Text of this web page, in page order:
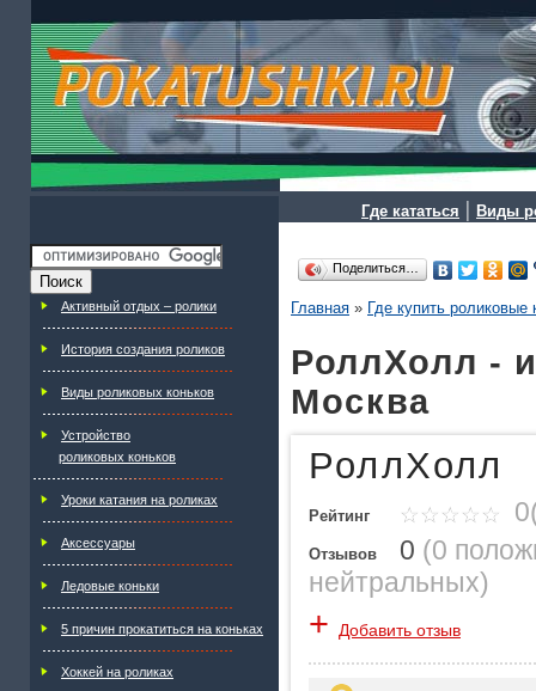
Где кататься | Виды
Активный отдых – ролики
История создания роликов
Виды роликовых коньков
Устройство
роликовых коньков
Уроки катания на роликах
Аксессуары
Ледовые коньки
5 причин прокатиться на коньках
Хоккей на роликах
Поделиться…
Главная » Где купить роликовые
РоллХолл -
Москва
РоллХолл
Рейтинг
Отзывов 0 (0
нейтральных)
+ Добавить отзыв